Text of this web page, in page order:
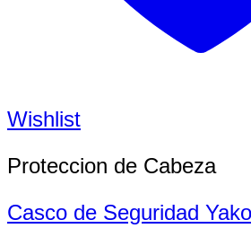
Wishlist
Proteccion de Cabeza
Casco de Seguridad